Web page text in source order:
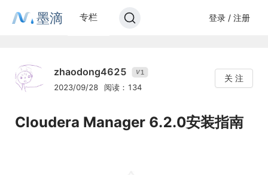
墨滴 专栏 登录 / 注册
zhaodong4625 V1
2023/09/28 阅读：134
关 注
Cloudera Manager 6.2.0安装指南